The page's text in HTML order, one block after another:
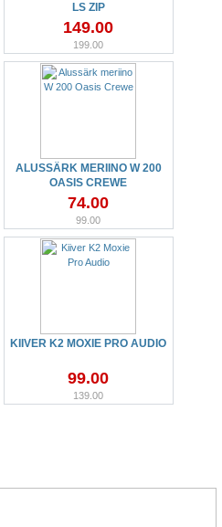
LS ZIP
149.00
199.00
ALUSSÄRK MERIINO W 200
OASIS CREWE
74.00
99.00
KIIVER K2 MOXIE PRO AUDIO
99.00
139.00